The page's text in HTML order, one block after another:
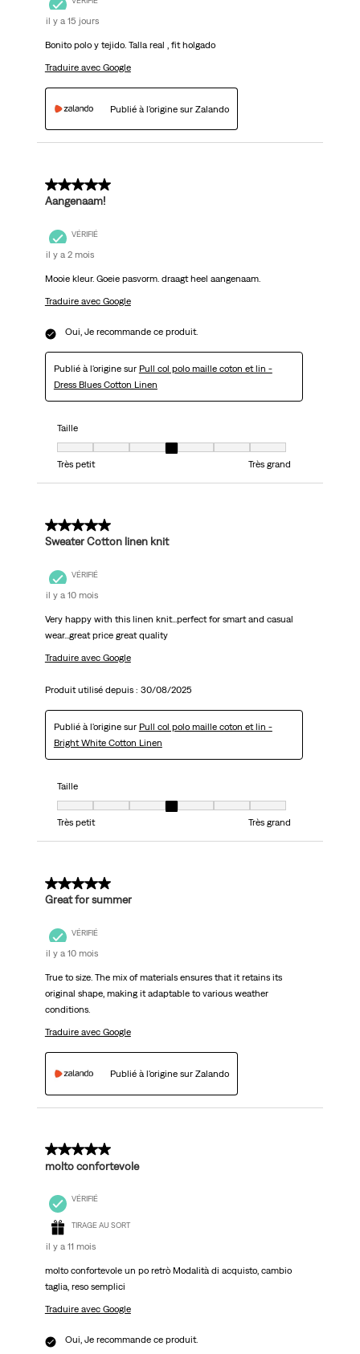
il y a 15 jours
Bonito polo y tejido. Talla real , fit holgado
Traduire avec Google
Publié à l'origine sur Zalando
5 sur 5 étoiles.
Aangenaam!
VÉRIFIÉ
il y a 2 mois
Mooie kleur. Goeie pasvorm. draagt heel aangenaam.
Traduire avec Google
Oui, Je recommande ce produit.
Publié à l'origine sur Pull col polo maille coton et lin -
Dress Blues Cotton Linen
Taille
Taille, 4 sur 7, où 1 est égal à Très petit et 7 est égal à Très grand
Très petit
Très grand
5 sur 5 étoiles.
Sweater Cotton linen knit
VÉRIFIÉ
il y a 10 mois
Very happy with this linen knit...perfect for smart and casual
wear...great price great quality
Traduire avec Google
Produit utilisé depuis : 30/08/2025
Publié à l'origine sur Pull col polo maille coton et lin -
Bright White Cotton Linen
Taille
Taille, 4 sur 7, où 1 est égal à Très petit et 7 est égal à Très grand
Très petit
Très grand
5 sur 5 étoiles.
Great for summer
VÉRIFIÉ
il y a 10 mois
True to size. The mix of materials ensures that it retains its
original shape, making it adaptable to various weather
conditions.
Traduire avec Google
Publié à l'origine sur Zalando
5 sur 5 étoiles.
molto confortevole
VÉRIFIÉ
TIRAGE AU SORT
il y a 11 mois
molto confortevole un po retrò Modalità di acquisto, cambio
taglia, reso semplici
Traduire avec Google
Oui, Je recommande ce produit.